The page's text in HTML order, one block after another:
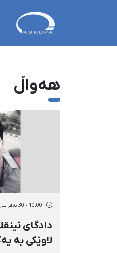
هەواڵ
10:00 - 30 بەفرانبار 2719
دادگای
لاوێکی بە